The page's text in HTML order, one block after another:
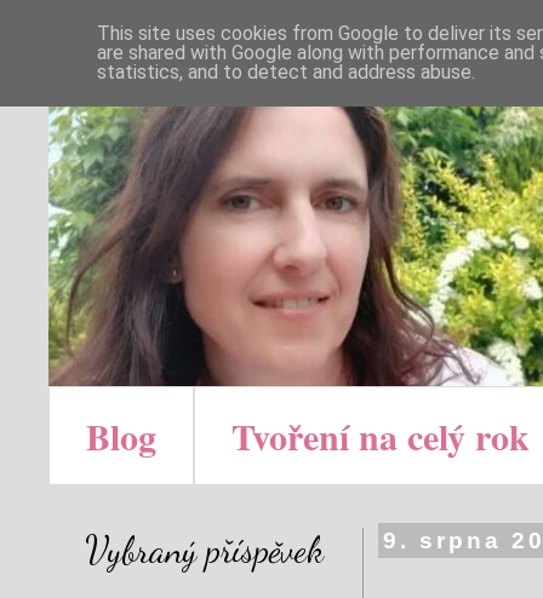
Blog Tvoření na celý rok
9. srpna
Vybraný příspěvek
This site uses cookies from Google to deliver its
are shared with Google along with performance
statistics, and to detect and address abuse.